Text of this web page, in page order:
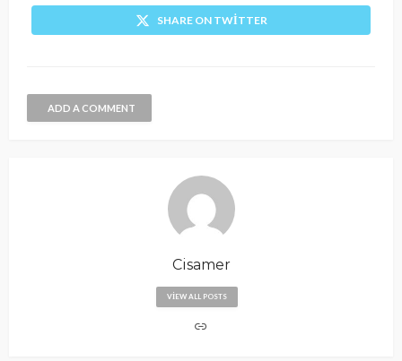
SHARE ON TWITTER
ADD A COMMENT
Cisamer
VIEW ALL POSTS